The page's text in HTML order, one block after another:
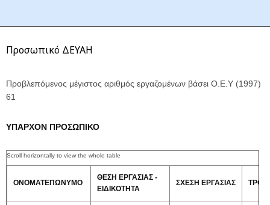
Προσωπικό ΔΕΥΑΗ
Προβλεπόμενος μέγιστος αριθμός εργαζομένων βάσει Ο.Ε.Υ (1997)
61
ΥΠΑΡΧΟΝ ΠΡΟΣΩΠΙΚΟ
ΟΝΟΜΑΤΕΠΩΝΥΜΟ
ΘΕΣΗ ΕΡΓΑΣΙΑΣ -
ΕΙΔΙΚΟΤΗΤΑ
ΣΧΕΣΗ ΕΡΓΑΣΙΑΣ